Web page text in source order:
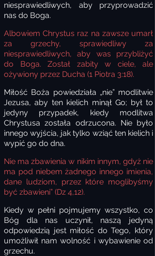
niesprawiedliwych, aby przyprowadzić
nas do Boga.
Albowiem Chrystus raz na zawsze umarł
za grzechy, sprawiedliwy za
niesprawiedliwych, aby was przybliżyć
do Boga. Został zabity w ciele, ale
ożywiony przez Ducha (1 Piotra 3:18).
Miłość Boża powiedziała „nie” modlitwie
Jezusa, aby ten kielich minął Go; był to
jedyny przypadek, kiedy modlitwa
Chrystusa została odrzucona. Nie było
innego wyjścia, jak tylko wziąć ten kielich i
wypić go do dna.
Nie ma zbawienia w nikim innym, gdyż nie
ma pod niebem żadnego innego imienia,
dane ludziom, przez które moglibyśmy
być zbawieni” (Dz 4,12).
Kiedy w pełni pojmujemy wszystko, co
Bóg dla nas uczynił, naszą jedyną
odpowiedzią jest miłość do Tego, który
umożliwił nam wolność i wybawienie od
grzechu.